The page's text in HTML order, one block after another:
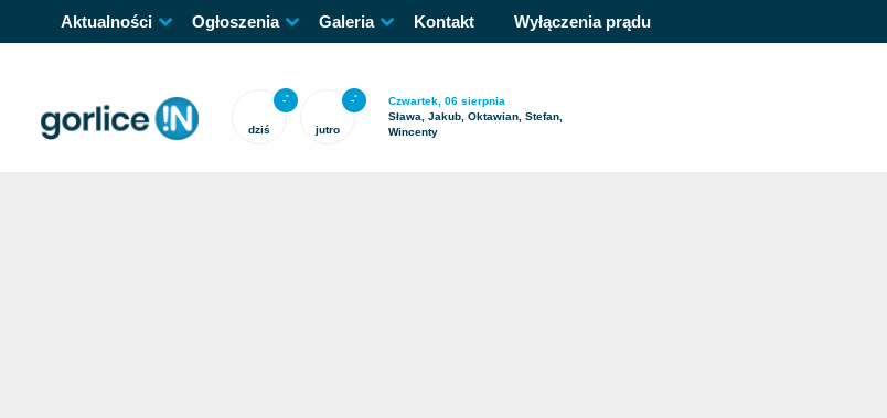
Aktualności Ogłoszenia Galeria Kontakt Wyłączenia prądu
-°
dziś
-°
jutro
Czwartek, 06 sierpnia
Sława, Jakub, Oktawian, Stefan,
Wincenty